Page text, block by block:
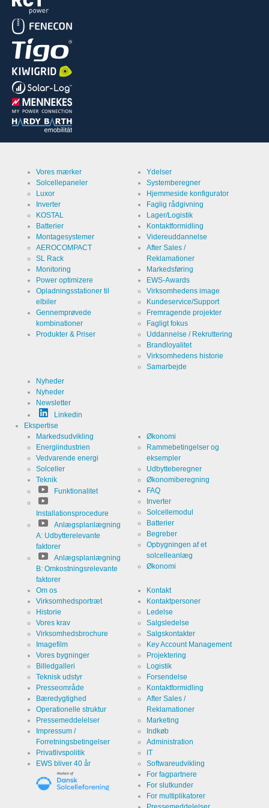
Vores mærker
Solcellepaneler
Luxor
Inverter
KOSTAL
Batterier
Montagesystemer
AEROCOMPACT
SL Rack
Monitoring
Power optimizere
Opladningsstationer til
elbiler
Gennemprøvede
kombinationer
Produkter & Priser
Nyheder
Nyheder
Newsletter
Linkedin
Ydelser
Systemberegner
Hjemmeside konfigurator
Faglig rådgivning
Lager/Logistik
Kontaktformidling
Videreuddannelse
After Sales /
Reklamationer
Markedsføring
EWS-Awards
Virksomhedens image
Kundeservice/Support
Fremragende projekter
Fagligt fokus
Uddannelse / Rekruttering
Brandloyalitet
Virksomhedens historie
Samarbejde
Ekspertise
Markedsudvikling
Energiindustrien
Vedvarende energi
Solceller
Teknik
Funktionalitet
Installationsprocedure
Anlægsplanlægning
A: Udbytterelevante
faktorer
Anlægsplanlægning
B: Omkostningsrelevante
faktorer
Økonomi
Rammebetingelser og
eksempler
Udbytteberegner
Økonomiberegning
FAQ
Inverter
Solcellemodul
Batterier
Begreber
Opbygningen af et
solcelleanlæg
Økonomi
Om os
Virksomhedsportræt
Historie
Vores krav
Virksomhedsbrochure
Imagefilm
Vores bygninger
Billedgalleri
Teknisk udstyr
Presseområde
Bæredygtighed
Operationelle struktur
Pressemeddelelser
Impressum /
Forretningsbetingelser
Privatlivspolitik
EWS bliver 40 år
Kontakt
Kontaktpersoner
Ledelse
Salgsledelse
Salgskontakter
Key Account Management
Projektering
Logistik
Forsendelse
Kontaktformidling
After Sales /
Reklamationer
Marketing
Indkøb
Administration
IT
Softwareudvikling
For fagpartnere
For slutkunder
For multiplikatorer